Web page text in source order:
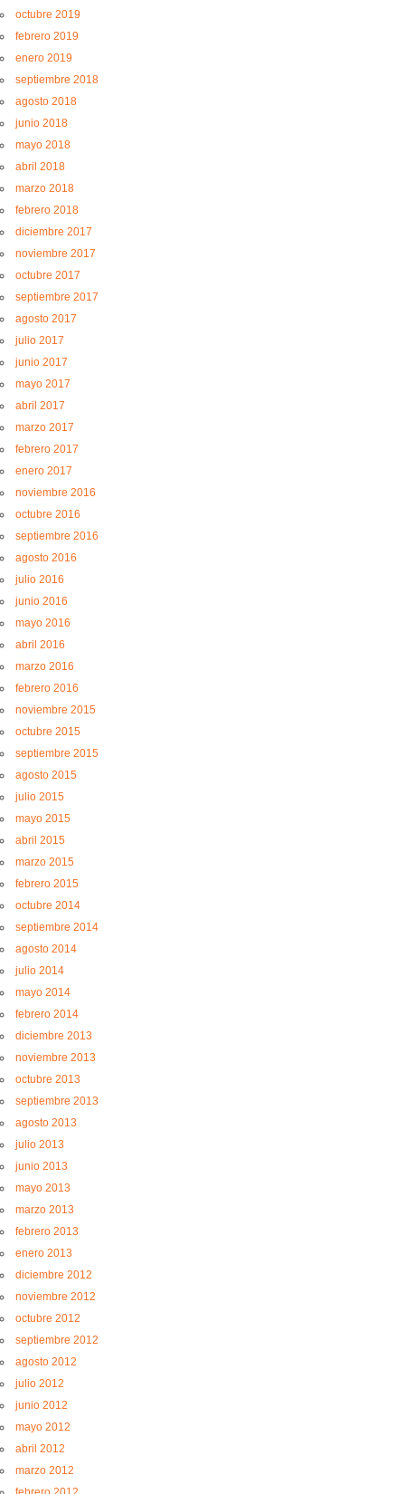
octubre 2019
febrero 2019
enero 2019
septiembre 2018
agosto 2018
junio 2018
mayo 2018
abril 2018
marzo 2018
febrero 2018
diciembre 2017
noviembre 2017
octubre 2017
septiembre 2017
agosto 2017
julio 2017
junio 2017
mayo 2017
abril 2017
marzo 2017
febrero 2017
enero 2017
noviembre 2016
octubre 2016
septiembre 2016
agosto 2016
julio 2016
junio 2016
mayo 2016
abril 2016
marzo 2016
febrero 2016
noviembre 2015
octubre 2015
septiembre 2015
agosto 2015
julio 2015
mayo 2015
abril 2015
marzo 2015
febrero 2015
octubre 2014
septiembre 2014
agosto 2014
julio 2014
mayo 2014
febrero 2014
diciembre 2013
noviembre 2013
octubre 2013
septiembre 2013
agosto 2013
julio 2013
junio 2013
mayo 2013
marzo 2013
febrero 2013
enero 2013
diciembre 2012
noviembre 2012
octubre 2012
septiembre 2012
agosto 2012
julio 2012
junio 2012
mayo 2012
abril 2012
marzo 2012